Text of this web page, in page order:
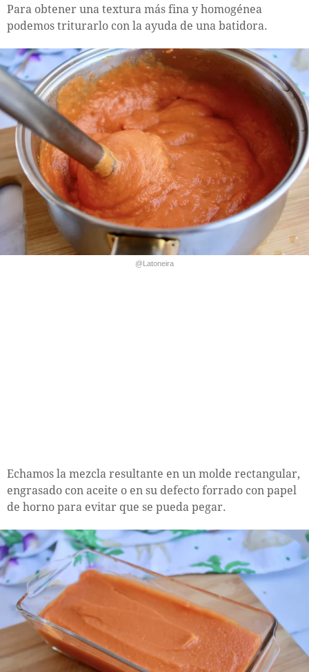
Para obtener una textura más fina y homogénea
podemos triturarlo con la ayuda de una batidora.
@Latoneira
Echamos la mezcla resultante en un molde rectangular,
engrasado con aceite o en su defecto forrado con papel
de horno para evitar que se pueda pegar.